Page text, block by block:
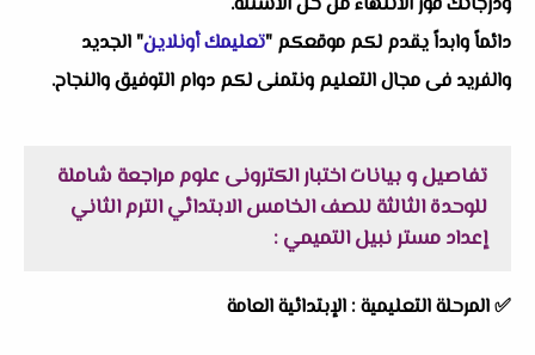
دائماً وابداً يقدم لكم موقعكم "تعليمك أونلاين" الجديد
والفريد فى مجال التعليم ونتمنى لكم دوام التوفيق والنجاح.
تفاصيل و بياناتاختبار الكترونى علوم مراجعة شاملة
للوحدة الثالثة للصف الخامس الابتدائي الترم الثاني
إعداد مستر نبيل التميمي:
✅ المرحلة التعليمية : الإبتدائية العامة